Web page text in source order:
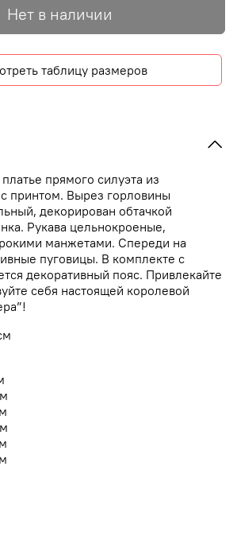
Нет в наличии
таблицу размеров
прямого силуэта из
принтом. Вырез горловины
декорирован обтачкой
Рукава цельнокроеные,
манжетами. Спереди на
пуговицы. В комплекте с
декоративный пояс. Привлекайте
себя настоящей королевой